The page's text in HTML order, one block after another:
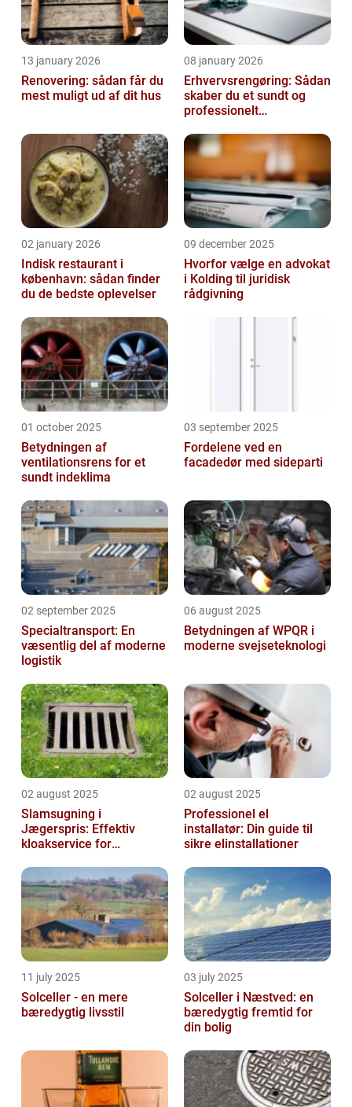
13 january 2026
Renovering: sådan får du
mest muligt ud af dit hus
08 january 2026
Erhvervsrengøring: Sådan
skaber du et sundt og
professionelt
02 january 2026
Indisk restaurant i
københavn: sådan finder
du de bedste oplevelser
09 december 2025
Hvorfor vælge en advokat
i Kolding til juridisk
rådgivning
01 october 2025
Betydningen af
ventilationsrens for et
sundt indeklima
03 september 2025
Fordelene ved en
facadedør med sideparti
02 september 2025
Specialtransport: En
væsentlig del af moderne
logistik
06 august 2025
Betydningen af WPQR i
moderne svejseteknologi
02 august 2025
Slamsugning i
Jægerspris: Effektiv
kloakservice for
vedligeholdelse
02 august 2025
Professionel el
installatør: Din guide til
sikre elinstallationer
11 july 2025
Solceller - en mere
bæredygtig livsstil
03 july 2025
Solceller i Næstved: en
bæredygtig fremtid for
din bolig